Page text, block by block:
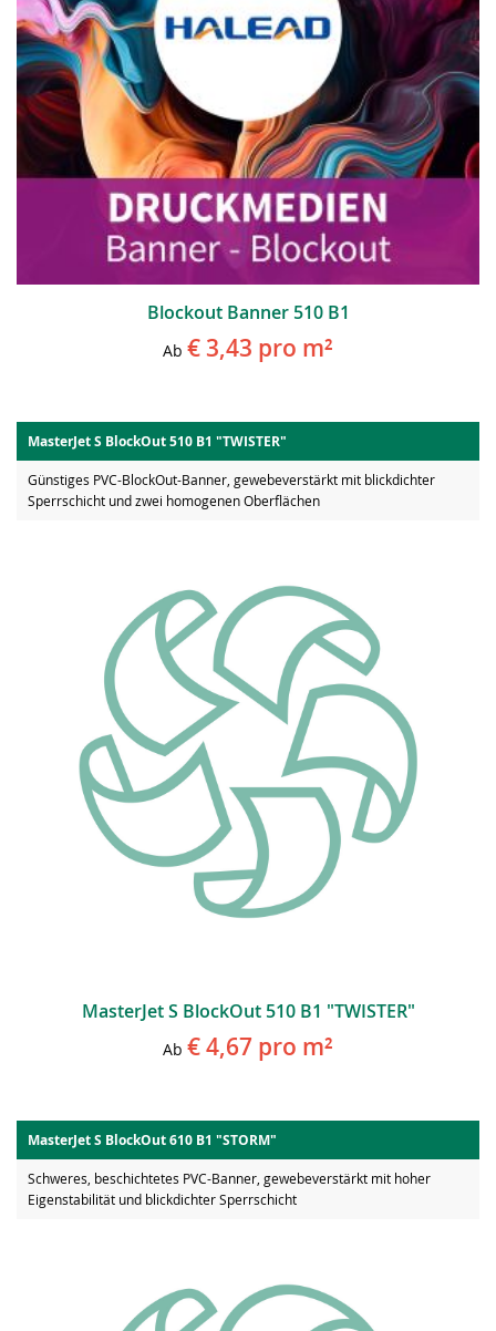
Blockout Banner 510 B1
Ab € 3,43 pro m²
MasterJet S BlockOut 510 B1 "TWISTER"
Günstiges PVC-BlockOut-Banner, gewebeverstärkt mit blickdichter
Sperrschicht und zwei homogenen Oberflächen
MasterJet S BlockOut 510 B1 "TWISTER"
Ab € 4,67 pro m²
MasterJet S BlockOut 610 B1 "STORM"
Schweres, beschichtetes PVC-Banner, gewebeverstärkt mit hoher
Eigenstabilität und blickdichter Sperrschicht